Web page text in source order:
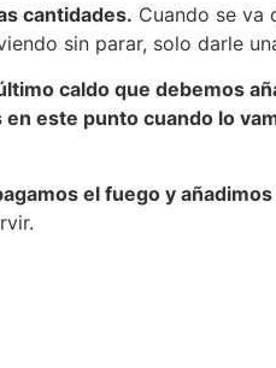
cantidades. Cuando se va
sin parar, solo darle
caldo que debemos
en este punto cuando lo
el fuego y